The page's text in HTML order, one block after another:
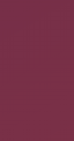
east), mais pas